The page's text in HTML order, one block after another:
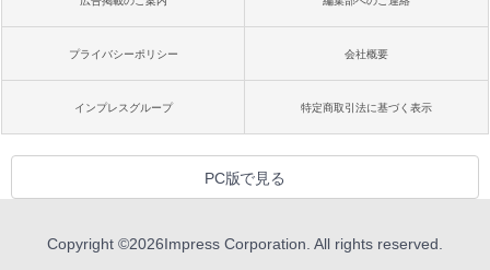
プライバシーポリシー 会社概要
インプレスグループ 特定商取引法に基づく表示
PC版で見る
Copyright ©2026Impress Corporation. All rights reserved.